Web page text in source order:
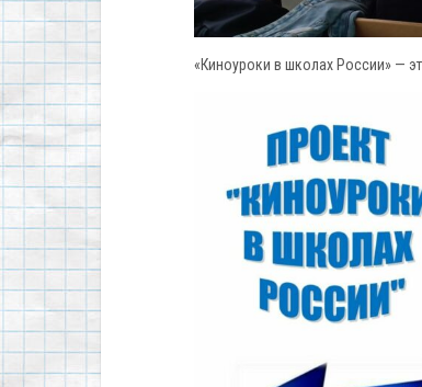
«Киноуроки в школах России» —